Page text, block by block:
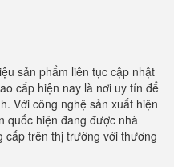
sản phẩm liên tục cập nhật
cấp hiện nay là nơi uy tín để
Với công nghệ sản xuất hiện
quốc hiện đang được nhà
cấp trên thị trường với thương